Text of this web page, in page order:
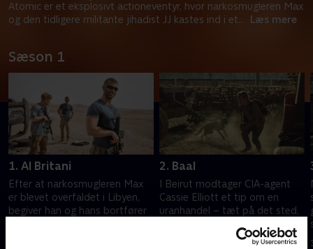
Atomic er et eksplosivt actioneventyr, hvor narkosmugleren Max
og den tidligere militante jihadist JJ kastes ind i et... Læs mere
Sæson 1
1. Al Britani
Efter at narkosmugleren Max
er blevet overfaldet i Libyen,
begiver han og hans bortfører
2. Baal
I Beirut modtager CIA-agent
Cassie Elliott et tip om en
uranhandel – tæt på det sted,
26. september 2025 • 42 min